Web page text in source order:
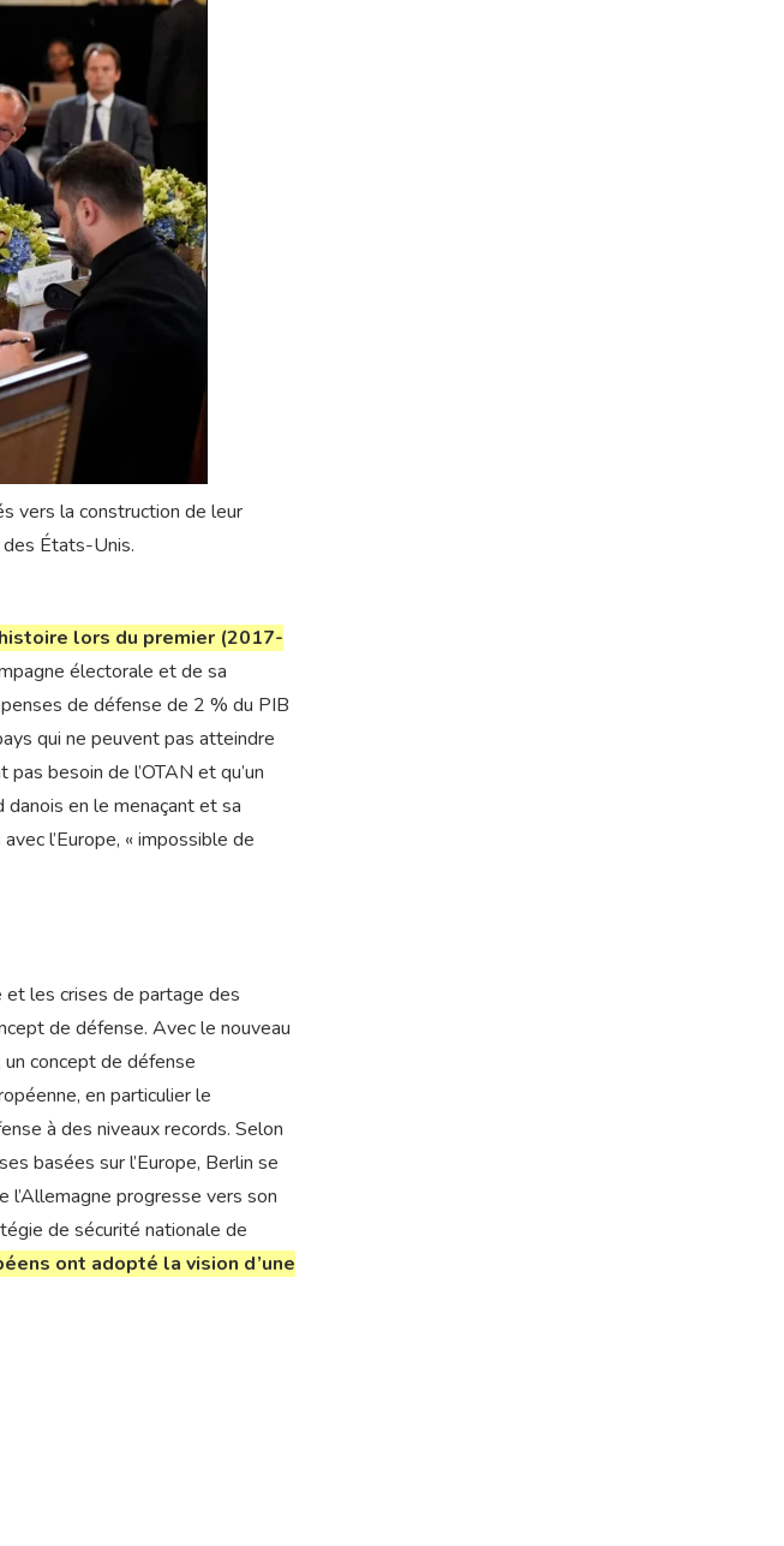
vers la construction de leur
États-Unis.
lors du premier (2017-
électorale et de sa
de défense de 2 % du PIB
qui ne peuvent pas atteindre
besoin de l’OTAN et qu’un
en le menaçant et sa
l’Europe, « impossible de
les crises de partage des
de défense. Avec le nouveau
concept de défense
en particulier le
à des niveaux records. Selon
basées sur l’Europe, Berlin se
progresse vers son
de sécurité nationale de
ont adopté la vision d’une